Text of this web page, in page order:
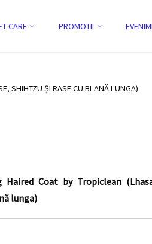
CARE PROMOTII
SHIHTZU ȘI RASE CU BLANĂ LUNGA)
Haired Coat by Tropiclean
lunga)